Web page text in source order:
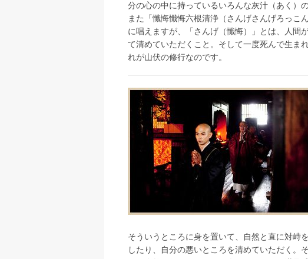
分の心の中に持っているいろんな灰汁（あく）
また「懺悔懺悔六根清浄（さんげさんげろっこ
に唱えますが、「さんげ（懺悔）」とは、人間
て清めていただくこと。そして一度死んで生ま
れが山伏の修行なのです。
そういうところに身を置いて、自然と直に対峙
したり、自分の悪いところを清めていただく。